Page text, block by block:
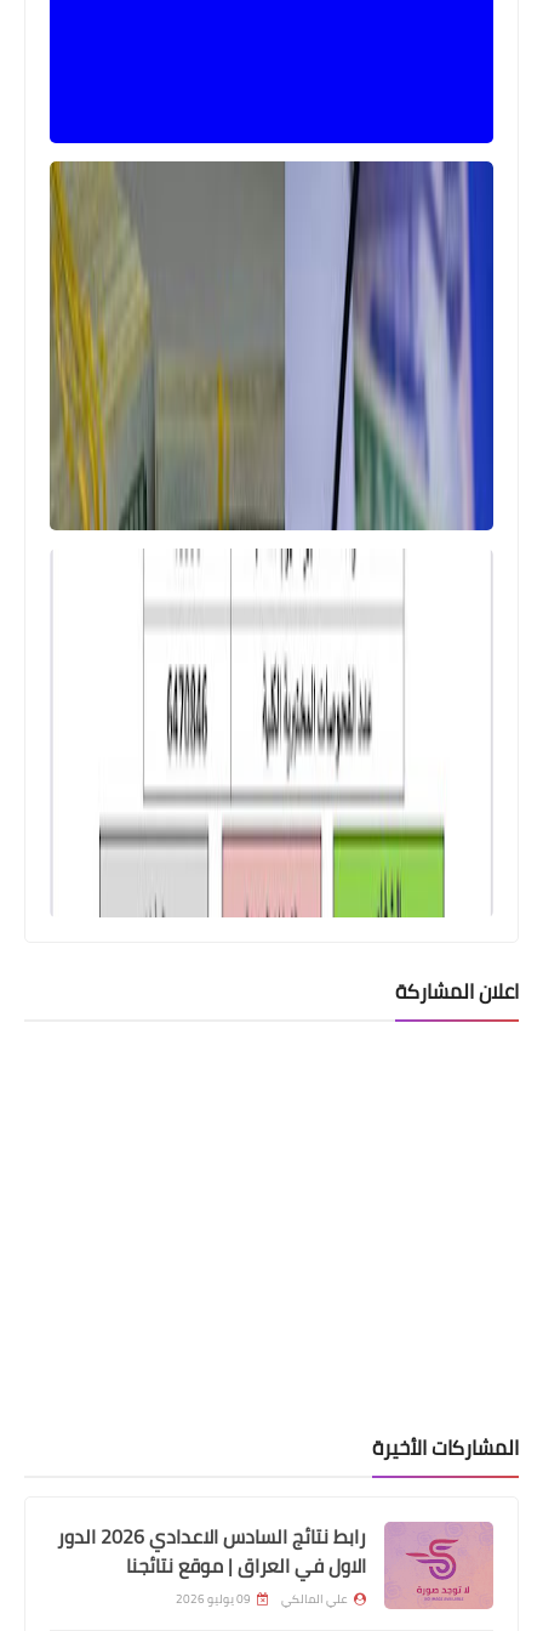
اخبار العامة
هام تعليمات القروض الخاصة المصرف
العقاري
اعلان المشاركة
المشاركات الأخيرة
رابط نتائج السادس الاعدادي 2026 الدور
الاول في العراق | موقع نتائجنا
علي المالكي 09 يوليو 2026